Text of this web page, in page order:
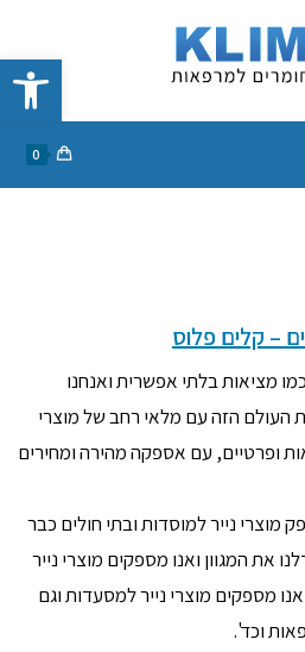
פתח סרגל נגישות
0
– קלים פלוס
מציאות בלתי אפשרית ואנחנו
העולם הזה עם מלאי רחב של מוצרי
ופרטיים, עם אספקה מהירה ומחירים
מוצרי נייר למוסדות ובתי חולים כבר
את המגוון ואנו מספקים מוצרי נייר
מספקים מוצרי נייר למסעדות וגם
וכד'.